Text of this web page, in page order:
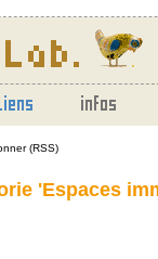
(RSS)
'Espaces